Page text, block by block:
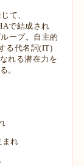
て、
で結成され
ープ。自主的
る代名詞(IT)
れる潜在力を
。
まれ